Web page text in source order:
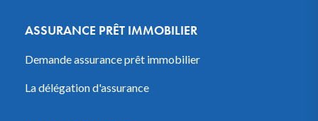
ASSURANCE PRÊT IMMOBILIER
Demande assurance prêt immobilier
La délégation d'assurance